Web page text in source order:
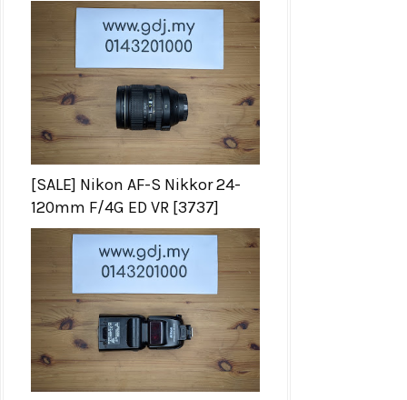
[SALE] Nikon AF-S Nikkor 24-
120mm F/4G ED VR [3737]